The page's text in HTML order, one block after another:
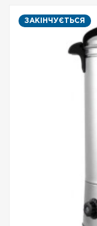
ЗАКІНЧУЄТЬСЯ